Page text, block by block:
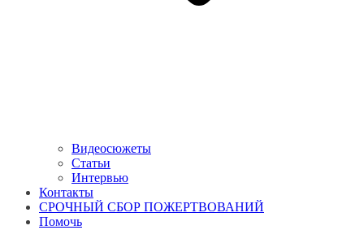
Видеосюжеты
Статьи
Интервью
Контакты
СРОЧНЫЙ СБОР ПОЖЕРТВОВАНИЙ
Помочь